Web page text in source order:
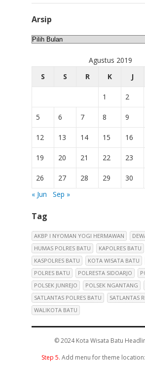
Arsip
Arsip
Agustus 2019
S
S R K J
1 2
5 6 7 8 9
12 13 14 15 16
19 20 21 22 23
26 27 28 29 30
« Jun
Sep »
Tag
AKBP I NYOMAN YOGI HERMAWAN
HUMAS POLRES BATU
KAPOLRES BATU
KASPOLRES BATU
KOTA WISATA BATU
POLRES BATU
POLRESTA SIDOARJO
POLSEK JUNREJO
POLSEK NGANTANG
SATLANTAS POLRES BATU
SATLANTAS
WALIKOTA BATU
© 2024Kota Wisata Batu
Step 5. Add menu for theme